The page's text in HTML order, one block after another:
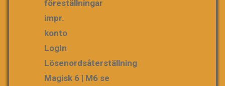
föreställningar
impr.
konto
LogIn
Lösenordsåterställning
Magisk 6 | M6 se